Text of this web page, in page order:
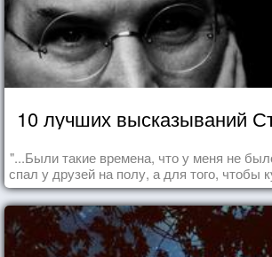
10 лучших высказываний
"...Были такие времена, что у меня не
спал у друзей на полу, а для того, чтобы
бутылки из под кока-